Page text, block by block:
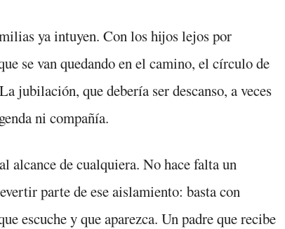
ya intuyen. Con los hijos lejos por
se van quedando en el camino, el círculo de
jubilación, que debería ser descanso, a veces
ni compañía.
alcance de cualquiera. No hace falta un
parte de ese aislamiento: basta con
escuche y que aparezca. Un padre que recibe